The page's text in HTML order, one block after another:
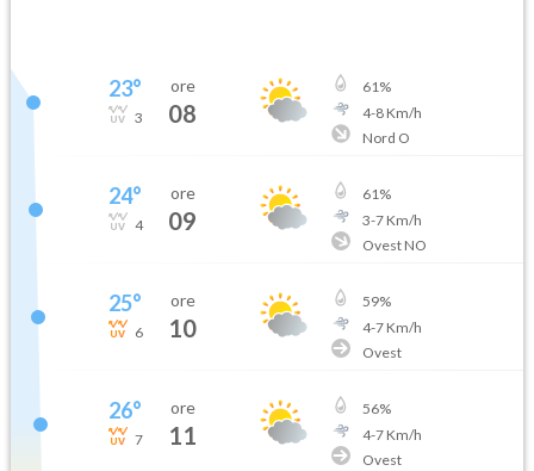
23°
3
ore
08
61%
4-8Km/h
Nord O
24°
4
ore
09
61%
3-7Km/h
Ovest NO
25°
6
ore
10
59%
4-7Km/h
Ovest
26°
7
ore
11
56%
4-7Km/h
Ovest